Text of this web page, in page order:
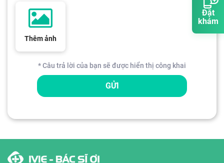
Đặt
khám
Thêm ảnh
* Câu trả lời của bạn sẽ được hiển thị công khai
GỬI